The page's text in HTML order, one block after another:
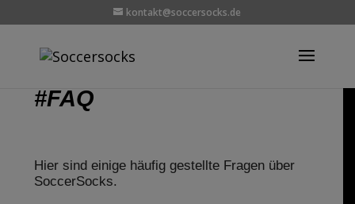
kontakt@soccersocks.de
#FAQ
Hier sind einige häufig gestellte Fragen über
SoccerSocks.